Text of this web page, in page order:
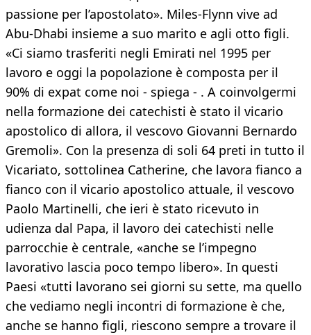
passione per l’apostolato». Miles-Flynn vive ad
Abu-Dhabi insieme a suo marito e agli otto figli.
«Ci siamo trasferiti negli Emirati nel 1995 per
lavoro e oggi la popolazione è composta per il
90% di expat come noi - spiega - . A coinvolgermi
nella formazione dei catechisti è stato il vicario
apostolico di allora, il vescovo Giovanni Bernardo
Gremoli». Con la presenza di soli 64 preti in tutto il
Vicariato, sottolinea Catherine, che lavora fianco a
fianco con il vicario apostolico attuale, il vescovo
Paolo Martinelli, che ieri è stato ricevuto in
udienza dal Papa, il lavoro dei catechisti nelle
parrocchie è centrale, «anche se l’impegno
lavorativo lascia poco tempo libero». In questi
Paesi «tutti lavorano sei giorni su sette, ma quello
che vediamo negli incontri di formazione è che,
anche se hanno figli, riescono sempre a trovare il